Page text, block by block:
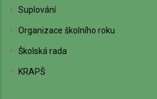
Suplování
Organizace školního roku
Školská rada
KRAPŠ